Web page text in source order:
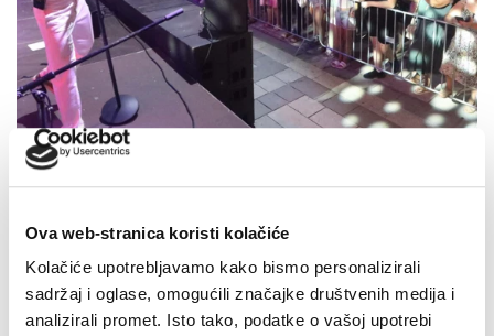
Ova web-stranica koristi kolačiće
Kolačiće upotrebljavamo kako bismo personalizirali
sadržaj i oglase, omogućili značajke društvenih medija i
analizirali promet. Isto tako, podatke o vašoj upotrebi
6. kolovoza 2026.